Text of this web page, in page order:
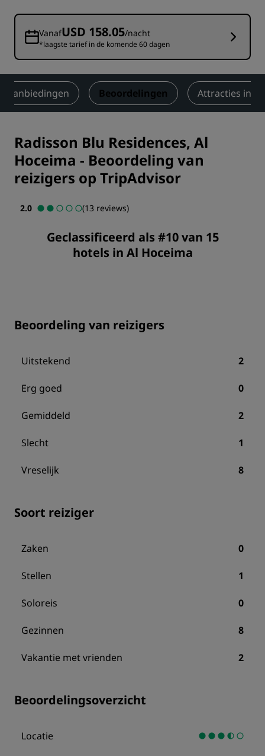
VanafUSD 158.05/nacht
*laagste tarief in de komende 60 dagen
Aanbiedingen Beoordelingen Attracties in
Radisson Blu Residences, Al
Hoceima - Beoordeling van
reizigers op TripAdvisor
2.0 (13 reviews)
Geclassificeerd als #10 van 15
hotels in Al Hoceima
Beoordeling van reizigers
Uitstekend 2
Erg goed 0
Gemiddeld 2
Slecht 1
Vreselijk 8
Soort reiziger
Zaken 0
Stellen 1
Soloreis 0
Gezinnen 8
Vakantie met vrienden 2
Beoordelingsoverzicht
Locatie